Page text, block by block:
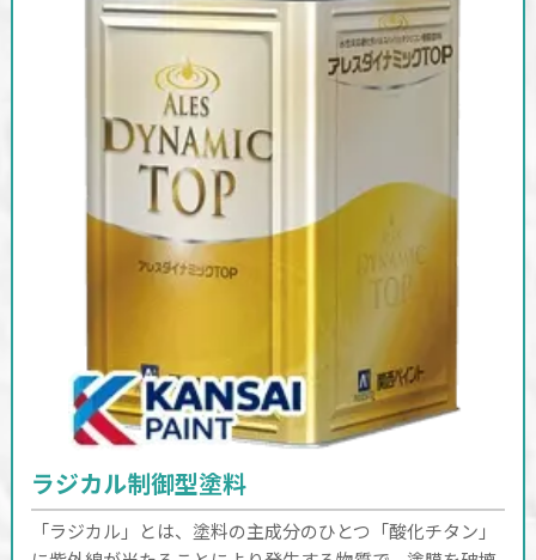
ラジカル制御型塗料
「ラジカル」とは、塗料の主成分のひとつ「酸化チタン」